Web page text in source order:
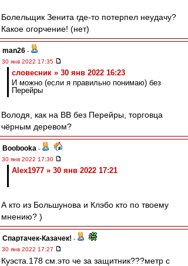
Болельщик Зенита где-то потерпел неудачу?
Какое огорчение! (нет)
man26 -
30 янв 2022 17:35
словесник » 30 янв 2022 16:23
И можно (если я правильно понимаю) без
Перейры
Володя, как на ВВ без Перейры, торговца
чёрным деревом?
Boobooka -
30 янв 2022 17:30
Alex1977 » 30 янв 2022 17:21
А кто из Большунова и Клэбо кто по твоему
мнению? )
Спартачек-Казачек! -
30 янв 2022 17:27
Куэста.178 см.это че за защитник???метр с